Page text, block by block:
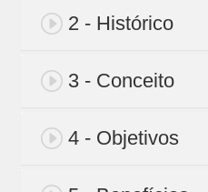
2 - Histórico
3 - Conceito
4 - Objetivos